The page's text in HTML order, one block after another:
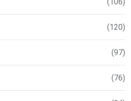
(120)
(97)
(76)